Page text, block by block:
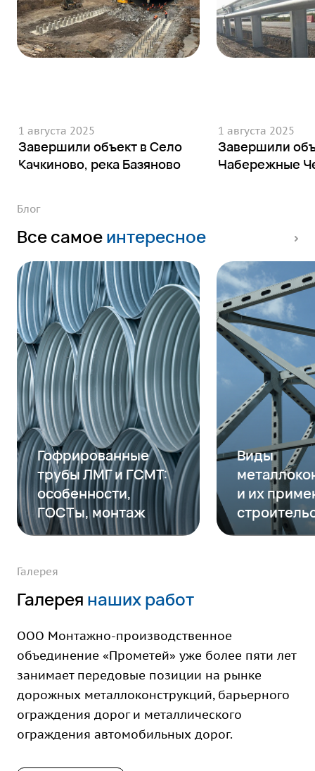
Завершили объект в Село
Качкиново, река Базяново
1 августа 2025
Завершили
Набережные
1 августа 2025
Блог
Все самоеинтересное
Гофрированные
трубы ЛМГ и ГСМТ:
особенности,
ГОСТы, монтаж
Виды
и их
Галерея
Галерея наших работ
ООО Монтажно-производственное
объединение «Прометей» уже более пяти лет
занимает передовые позиции на рынке
дорожных металлоконструкций, барьерного
ограждения дорог и металлического
ограждения автомобильных дорог.